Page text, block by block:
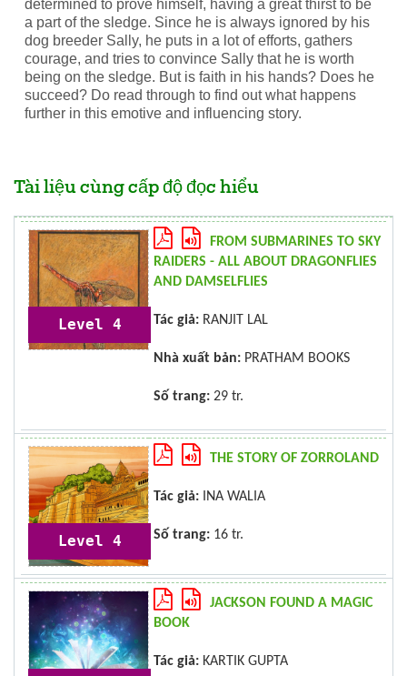
determined to prove himself, having a great thirst to be
a part of the sledge. Since he is always ignored by his
dog breeder Sally, he puts in a lot of efforts, gathers
courage, and tries to convince Sally that he is worth
being on the sledge. But is faith in his hands? Does he
succeed? Do read through to find out what happens
further in this emotive and influencing story.
Tài liệu cùng cấp độ đọc hiểu
Level 4
FROM SUBMARINES TO SKY
RAIDERS - ALL ABOUT DRAGONFLIES
AND DAMSELFLIES
Tác giả: RANJIT LAL
Nhà xuất bản: PRATHAM BOOKS
Số trang: 29 tr.
Level 4
THE STORY OF ZORROLAND
Tác giả: INA WALIA
Số trang: 16 tr.
JACKSON FOUND A MAGIC
BOOK
Tác giả: KARTIK GUPTA